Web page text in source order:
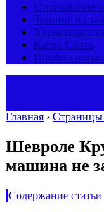
Страхование
Тюнинг и
Карта Сайта
Главная › Страницы
Шевроле
машина не
Содержание статьи